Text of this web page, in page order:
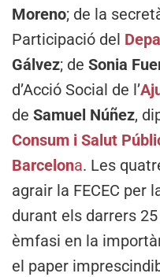
Moreno; de la
Participació del
Gálvez; de Sonia
d’Acció Social de l’
de Samuel Núñez,
Consum i Salut
Barcelona. Les
agrair la FECEC per
durant els darrers
èmfasi en la
el paper